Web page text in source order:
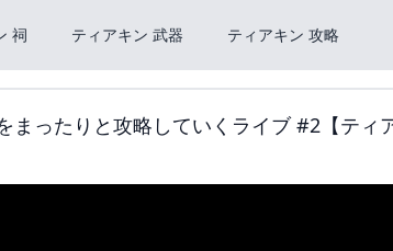
祠 ティアキン 武器 ティアキン 攻略
まったりと攻略していくライブ #2【テ